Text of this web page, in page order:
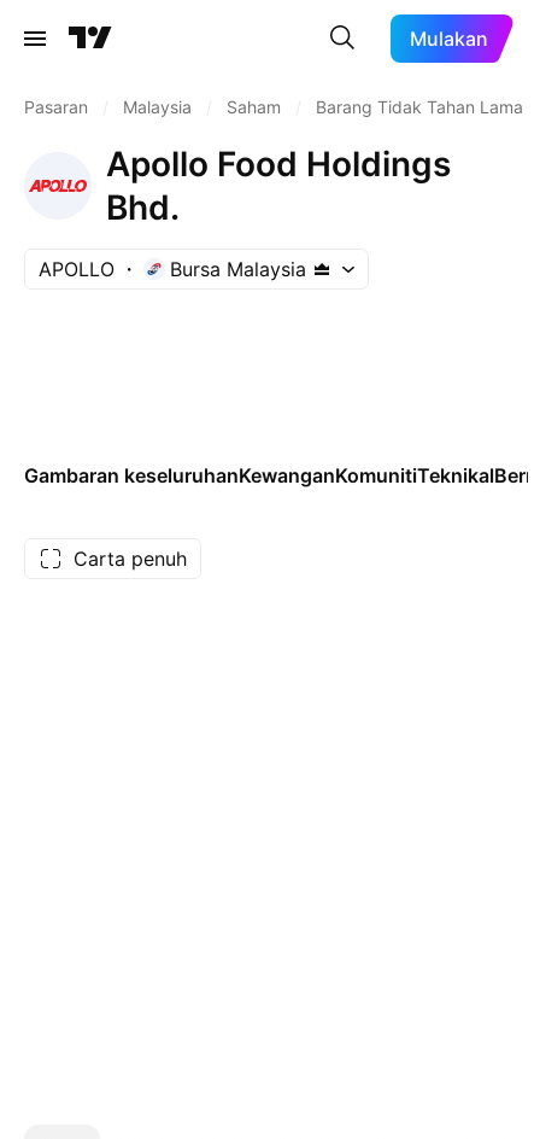
Mulakan
Pasaran Malaysia Saham Barang Tidak Tahan Lama
Apollo Food Holdings
Bhd.
APOLLO Bursa Malaysia
Gambaran keseluruhanKewanganKomunitiTeknikal
Carta penuh